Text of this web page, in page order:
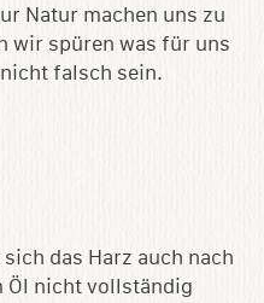
Natur machen uns zu
wir spüren was für uns
falsch sein.
sich das Harz auch nach
Öl nicht vollständig